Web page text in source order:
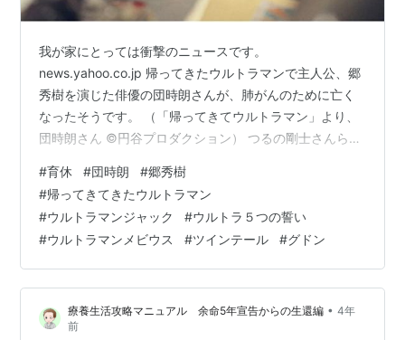
我が家にとっては衝撃のニュースです。
news.yahoo.co.jp 帰ってきたウルトラマンで主人公、郷
秀樹を演じた俳優の団時朗さんが、肺がんのために亡く
なったそうです。 （「帰ってきてウルトラマン」より、
団時朗さん ©円谷プロダクション） つるの剛士さんら、
トが次々と出されています。 うちの長男は今でこそ、ウ
ルトラマンデッカーやウルトラマンゼロなど、ニュージ
ェネレーションズを中心に見ていますが、最初に見たウ
ルトラマンは、なにを隠そう、「帰ってきたウルトラマ
ン」でした。 ©円谷プロダクション 私にとっても、初め
て息子と一緒に見たウルトラマンと…
#育休 #団時朗 #郷秀樹
#帰ってきてきたウルトラマン
#ウルトラマンジャック #ウルトラ５つの誓い
#ウルトラマンメビウス #ツインテール #グドン
療養生活攻略マニュアル 余命5年宣告からの生還編 • 4年
前